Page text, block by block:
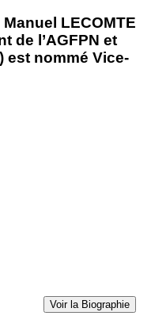
LECOMTE
de l’AGFPN et
est nommé Vice-
Voir la Biographie